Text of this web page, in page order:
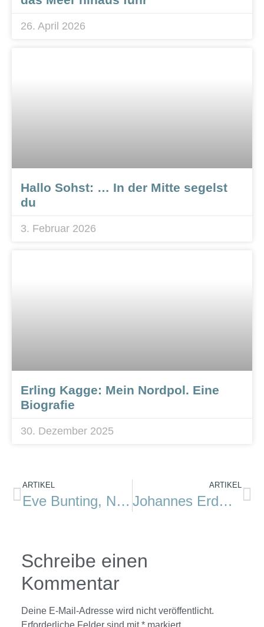
26. April 2026
Hallo Sohst: … In der Mitte segelst
du
3. Februar 2026
Erling Kagge: Mein Nordpol. Eine
Biografie
30. Dezember 2025
ARTIKEL
Eve Bunting, Nancy Carpenter: Der kleine Bär und sein kleines Boot
ARTIKEL
Johannes Erdmann: Allein über den Atlantik
Schreibe einen
Kommentar
Deine E-Mail-Adresse wird nicht veröffentlicht.
Erforderliche Felder sind mit* markiert